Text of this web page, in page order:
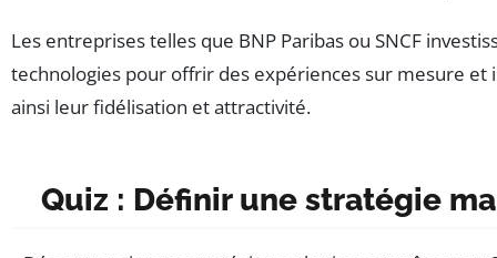
Les entreprises telles que BNP Paribas ou SNCF
technologies pour offrir des expériences sur mesure et
ainsi leur fidélisation et attractivité.
Quiz : Définir une stratégie